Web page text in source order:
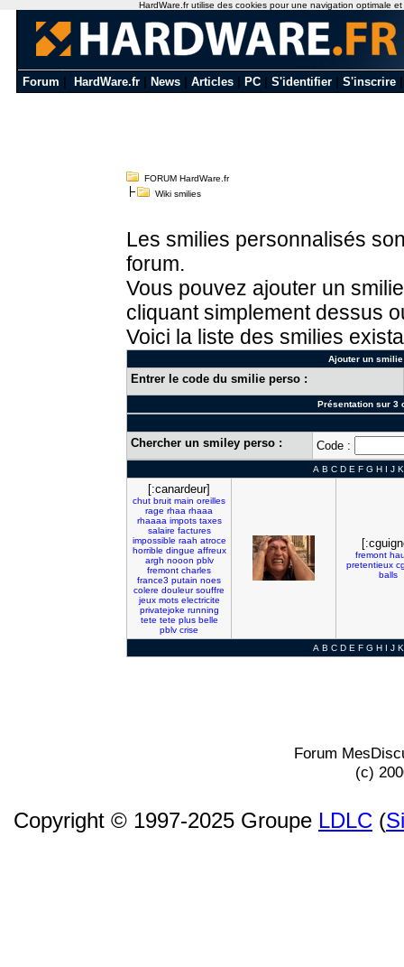
Forum HardWare.fr News Articles PC S'identifier S'inscrire
FORUM HardWare.fr
Wiki smilies
Les smilies personnalisés
forum.
Vous pouvez ajouter un
cliquant simplement dessus
Voici la liste des smilies
Ajouter un
Entrer le code du smilie perso :
Présentation sur 3
Chercher un smiley perso : Code :
A B C D E F G H I J K
[:canardeur]
chut bruit main oreilles
rage rhaa rhaaa
rhaaaa impots taxes
salaire factures
impossible raah atroce
horrible dingue affreux
argh nooon pblv
fremont charles
france3 putain noes
colere douleur souffre
jeux mots electricite
privatejoke running
tete tete plus belle
pblv crise
fremont
pretentieux
balls
A B C D E F G H I J K
Forum
(c)
Copyright © 1997-2025 Groupe LDLC (
HardWare.fr utilise des cookies pour une navigation optimale